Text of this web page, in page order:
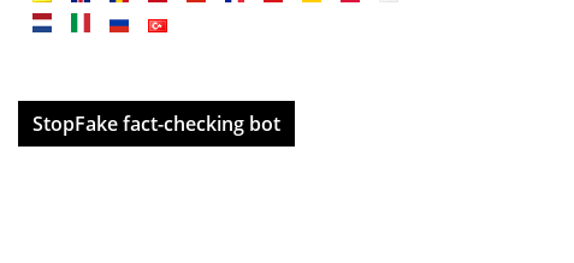
StopFake fact-checking bot